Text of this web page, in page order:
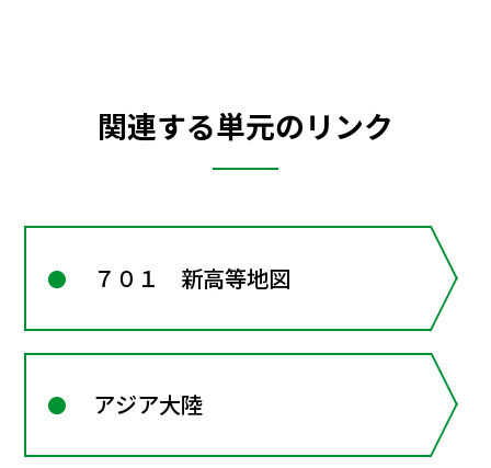
関連する単元のリンク
７０１ 新高等地図
アジア大陸